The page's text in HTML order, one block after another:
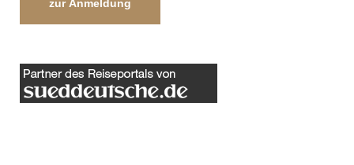
zur Anmeldung